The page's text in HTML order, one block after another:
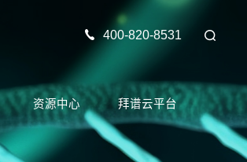
400-820-8531
资源中心 拜谱云平台